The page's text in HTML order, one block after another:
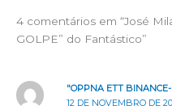
4 comentários em “José
GOLPE” do Fantástico”
"OPPNA ETT
12 DE NOVEMBRO DE